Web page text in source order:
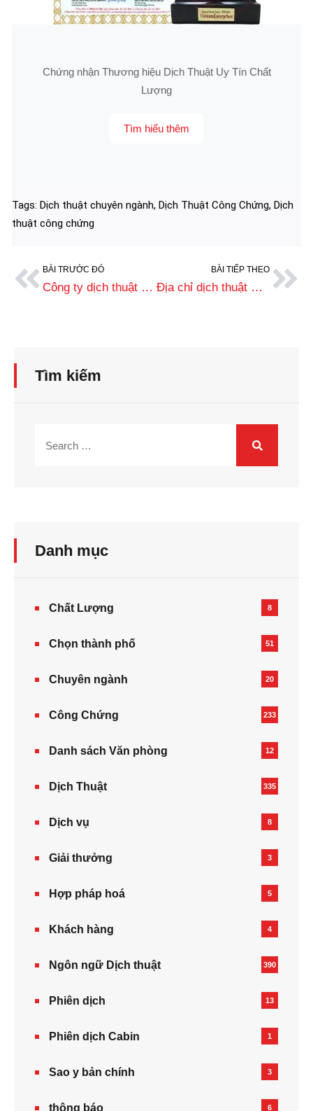
Chứng nhận Thương hiệu Dịch Thuật Uy Tín Chất
Lượng
Tìm hiểu thêm
Tags: Dịch thuật chuyên ngành, Dịch Thuật Công Chứng, Dịch
thuật công chứng
BÀI TRƯỚC ĐÓ
Công ty dịch thuật tốt nhất tại Huế
BÀI TIẾP THEO
Địa chỉ dịch thuật Quảng Ngãi tốt nhất
Tìm kiếm
Danh mục
Chất Lượng 8
Chọn thành phố 51
Chuyên ngành 20
Công Chứng 233
Danh sách Văn phòng 12
Dịch Thuật 335
Dịch vụ 8
Giải thưởng 3
Hợp pháp hoá 5
Khách hàng 4
Ngôn ngữ Dịch thuật 390
Phiên dịch 13
Phiên dịch Cabin 1
Sao y bản chính 3
thông báo 6